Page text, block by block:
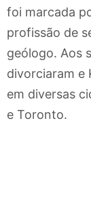
foi marcada
profissão de
geólogo. Aos
divorciaram e
em diversas
e Toronto.